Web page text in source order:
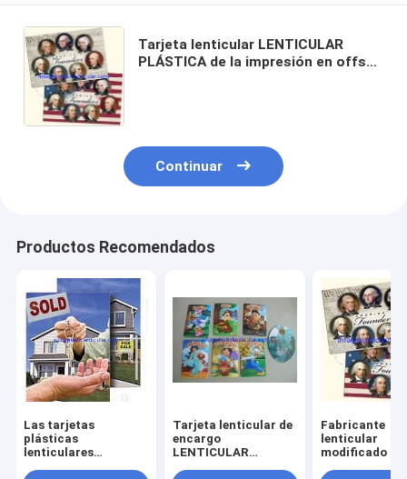
Tarjeta lenticular LENTICULAR
PLÁSTICA de la impresión en offset
Continuar
Productos Recomendados
Las tarjetas
plásticas
lenticulares
Tarjeta lenticular de
encargo
LENTICULAR
Fabricante
lenticular
modificado